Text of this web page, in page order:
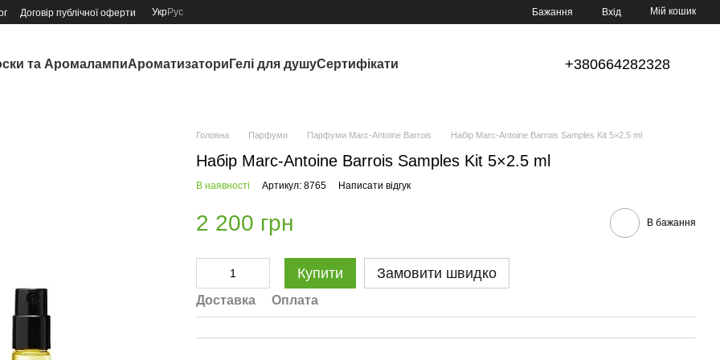
Договір публічної оферти УкрРус Бажання Вхід Мій кошик
та АромалампиАроматизатори Гелі для душуСертифікати +380664282328
Головна Парфуми Парфуми Marc-Antoine Barrois Набір Marc-Antoine Barrois Samples Kit 5×2.5 ml
Набір Marc-Antoine Barrois Samples Kit 5×2.5 ml
В наявності Артикул: 8765 Написати відгук
2 200 грн В бажання
Купити Замовити швидко
Доставка Оплата